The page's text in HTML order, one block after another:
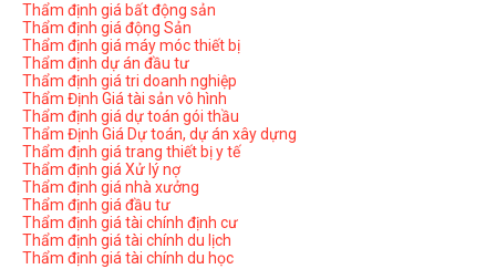
Thẩm định giá bất động sản
Thẩm định giá động Sản
Thẩm định giá máy móc thiết bị
Thẩm định dự án đầu tư
Thẩm định giá tri doanh nghiệp
Thẩm Định Giá tài sản vô hình
Thẩm định giá dự toán gói thầu
Thẩm Định Giá Dự toán, dự án xây dựng
Thẩm định giá trang thiết bị y tế
Thẩm định giá Xử lý nợ
Thẩm định giá nhà xưởng
Thẩm định giá đầu tư
Thẩm định giá tài chính định cư
Thẩm định giá tài chính du lịch
Thẩm định giá tài chính du học